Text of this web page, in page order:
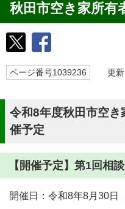
秋田市空き家所有
ページ番号1039236 更新
令和8年度秋田市空き
催予定
【開催予定】第1回相
開催日：令和8年8月30日